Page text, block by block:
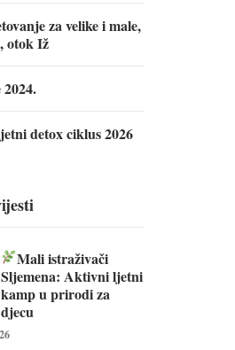
za velike i male,
otok Iž
detox ciklus 2026
Mali istraživači
Sljemena: Aktivni ljetni
kamp u prirodi za
djecu